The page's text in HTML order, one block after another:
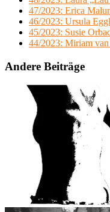
47/2023: Erica
46/2023: Ursula
45/2023: Susie
44/2023: Miriam
Andere Beiträge